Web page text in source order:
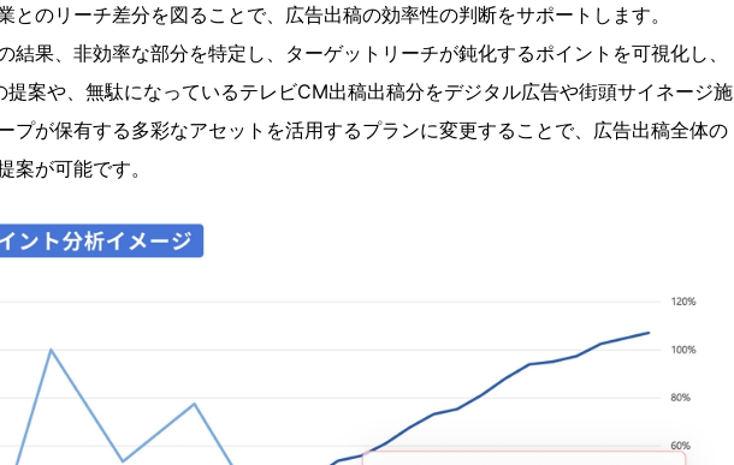
とのリーチ差分を図ることで、広告出稿の効率性の判断をサポートします。
結果、非効率な部分を特定し、ターゲットリーチが鈍化するポイントを可視化し、
提案や、無駄になっているテレビCM出稿出稿分をデジタル広告や街頭サイネージ施
プが保有する多彩なアセットを活用するプランに変更することで、広告出稿全体の
案が可能です。